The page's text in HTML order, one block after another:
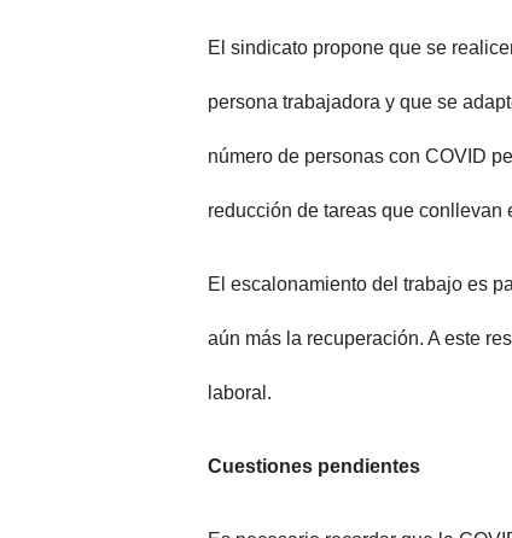
El sindicato propone que se
persona trabajadora y que se
número de personas con COVID
reducción de tareas que conllevan
El escalonamiento del trabajo es
aún más la recuperación. A este
laboral.
Cuestiones pendientes